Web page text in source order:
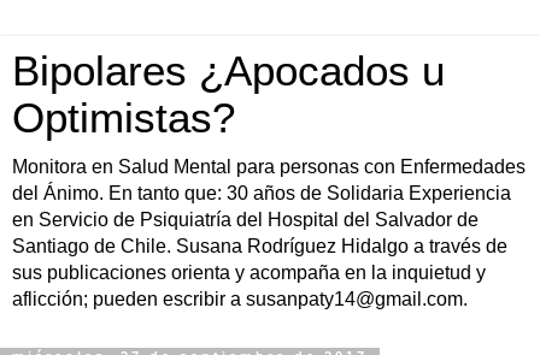
Bipolares ¿Apocados u
Optimistas?
Monitora en Salud Mental para personas con Enfermedades
del Ánimo. En tanto que: 30 años de Solidaria Experiencia
en Servicio de Psiquiatría del Hospital del Salvador de
Santiago de Chile. Susana Rodríguez Hidalgo a través de
sus publicaciones orienta y acompaña en la inquietud y
aflicción; pueden escribir a susanpaty14@gmail.com.